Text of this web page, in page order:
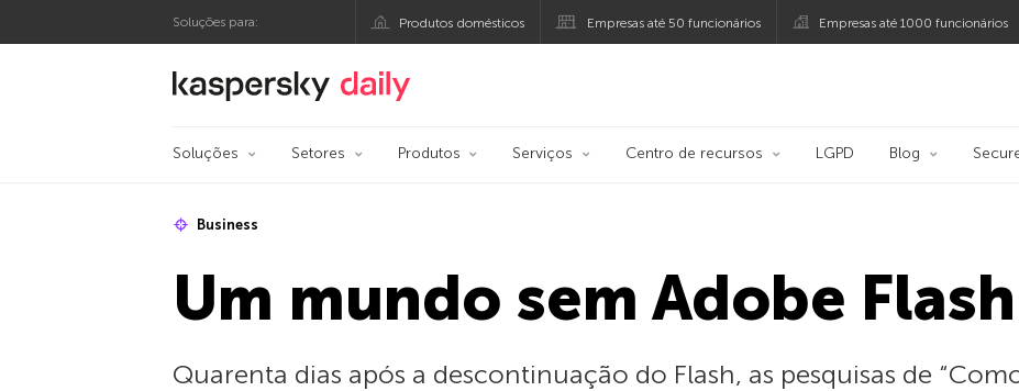
Soluções para: Produtos domésticos Empresas até 50 funcionários Empresas até 1000 funcionários
Blog oficial da Kaspersky
Soluções Setores Produtos Serviços Centro de recursos LGPD Blog
Business
Um mundo sem Adobe Flash
Quarenta dias após a descontinuação do Flash, as pesquisas de